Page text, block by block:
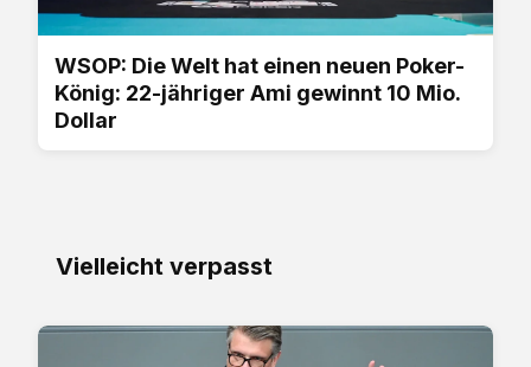
WSOP: Die Welt hat einen neuen Poker-
König: 22-jähriger Ami gewinnt 10 Mio.
Dollar
Vielleicht verpasst